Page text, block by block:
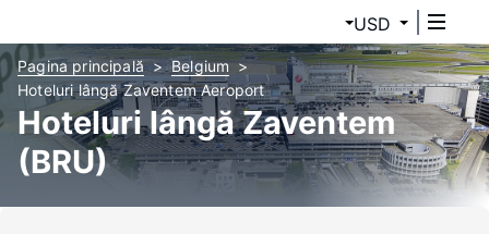
USD
Pagina principală
Belgium
Hoteluri lângă Zaventem Aeroport
Hoteluri lângă Zaventem
(BRU)